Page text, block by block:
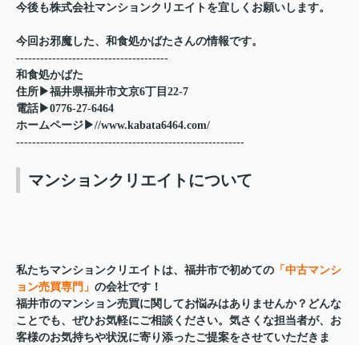
今後も株式会社マンションクリエイトを宜しくお願いします。
今回お邪魔した、和食処かばたさんの情報です。
--------------------------------------
和食処かばた
住所▶福井県福井市文京6丁目22-7
電話▶0776-27-6464
ホームページ▶//www.kabata6464.com/
---------------------------------------------------------
マンションクリエイトについて
私たちマンションクリエイト は、 福井市で初めての 「中古マンシ
ョン売買専門」 の会社です！
福井市のマンション売買に関してお悩みはありませんか？どんな
ことでも、ぜひお気軽にご相談ください。気さくな担当者が、お
客様のお気持ちや状況に寄り添ったご提案をさせていただきま